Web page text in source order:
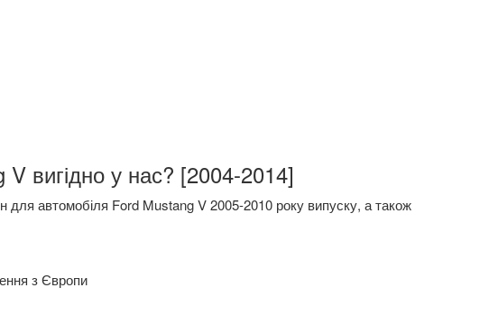
вигідно у нас? [2004-2014]
автомобіля Ford Mustang V 2005-2010 року випуску, а також
з Європи